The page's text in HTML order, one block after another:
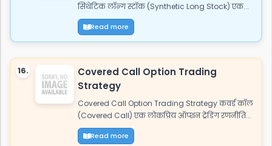
सिंथेटिक लॉन्ग स्टॉक (Synthetic Long Stock) एक...
Read more
16.
Covered Call Option Trading
Strategy
Covered Call Option Trading Strategy कवर्ड कॉल
(Covered Call) एक लोकप्रिय ऑप्शन ट्रेडिंग रणनीति...
Read more